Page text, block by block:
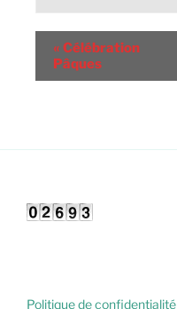
« Célébration
Pâques
Politique de confidentialité